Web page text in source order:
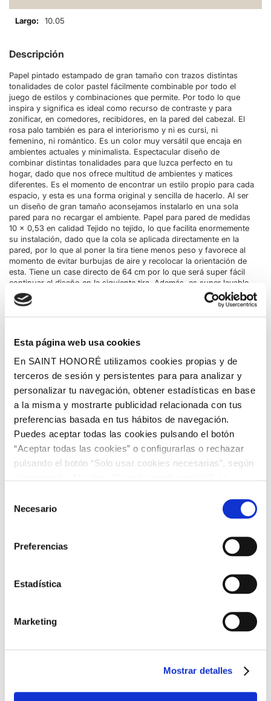
Esta página web usa cookies
En SAINT HONORÉ utilizamos cookies propias y de
terceros de sesión y persistentes para para analizar y
personalizar tu navegación, obtener estadísticas en base
a la misma y mostrarte publicidad relacionada con tus
preferencias basada en tus hábitos de navegación.
Puedes aceptar todas las cookies pulsando el botón
“Aceptar todas las cookies” o configurarlas o rechazar
pulsando el botón “Solo usar cookies necesarias”, según
no has seleccionado ninguna opción, pulsar este botón
equivaldrá a rechazar todas las cookies. Si deseas
obtener más información consulta nuestra Política de
Cookiesaquí
Necesario
Preferencias
Estadística
Marketing
Mostrar detalles
10.05
Descripción
Papel pintado estampado de gran tamaño con trazos distintas
tonalidades de color pastel fácilmente combinable por todo el
juego de estilos y combinaciones que permite. Por todo lo que
inspira y significa es ideal como recurso de contraste y para
zonificar, en comedores, recibidores, en la pared del cabezal. El
rosa palo también es para el interiorismo y ni es cursi, ni
femenino, ni romántico. Es un color muy versátil que encaja en
ambientes actuales y minimalista. Espectacular diseño de
combinar distintas tonalidades para que luzca perfecto en tu
hogar, dado que nos ofrece multitud de ambientes y matices
diferentes. Es el momento de encontrar un estilo propio para cada
espacio, y esta es una forma original y sencilla de hacerlo. Al ser
un diseño de gran tamaño aconsejamos instalarlo en una sola
pared para no recargar el ambiente. Papel para pared de medidas
10 x 0,53 en calidad Tejido no tejido, lo que facilita enormemente
su instalación, dado que la cola se aplicada directamente en la
pared, por lo que al poner la tira tiene menos peso y favorece al
momento de evitar burbujas de aire y recolocar la orientación de
esta. Tiene un case directo de 64 cm por lo que será super fácil
continuar el diseño en la siguiente tira. Además, es super lavable
por lo que podrás pasar un paño húmedo para eliminar las
rozaduras del paso del tiempo dado que se trata de un papel
pintado de calidad suprema con la garantía que está fabricado en
extensa paleta de color neutros, monocromáticos, cromados,
tropicales y pasteles para ser combinados con flores y
geométricos en la misma tonalidad con un resultado de